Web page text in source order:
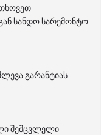
სანდო სარემონტო
გარანტიას
შემცვლელი